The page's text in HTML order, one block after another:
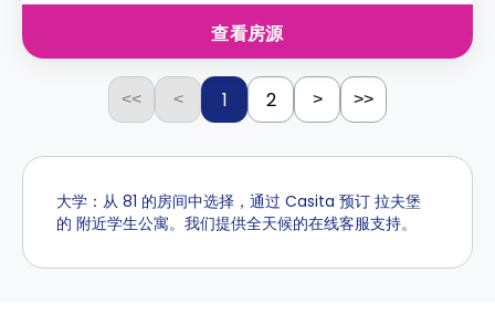
查看房源
<< < 1 2 > >>
大学：从 81 的房间中选择，通过 Casita 预订 拉夫堡
的 附近学生公寓。我们提供全天候的在线客服支持。